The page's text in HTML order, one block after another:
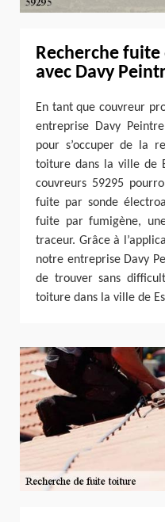
Recherche
avec Davy
En tant que couvreur
entreprise Davy
pour s’occuper de la
toiture dans la ville de
couvreurs 59295
fuite par sonde
fuite par fumigène,
traceur. Grâce à
notre entreprise Davy
de trouver sans
toiture dans la ville de